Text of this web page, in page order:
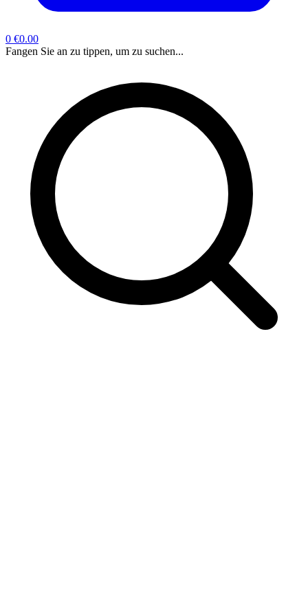
0 €0.00
Fangen Sie an zu tippen, um zu suchen...